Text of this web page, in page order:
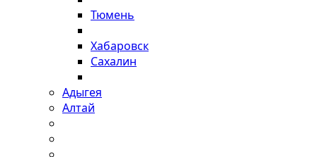
Тюмень
Хабаровск
Сахалин
Адыгея
Алтай